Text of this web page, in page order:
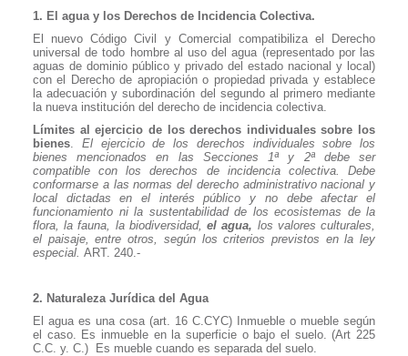
1. El agua y los Derechos de Incidencia Colectiva.
El nuevo Código Civil y Comercial compatibiliza el Derecho
universal de todo hombre al uso del agua (representado por las
aguas de dominio público y privado del estado nacional y local)
con el Derecho de apropiación o propiedad privada y establece
la adecuación y subordinación del segundo al primero mediante
la nueva institución del derecho de incidencia colectiva.
Límites al ejercicio de los derechos individuales sobre los
bienes. El ejercicio de los derechos individuales sobre los
bienes mencionados en las Secciones 1ª y 2ª debe ser
compatible con los derechos de incidencia colectiva. Debe
conformarse a las normas del derecho administrativo nacional y
local dictadas en el interés público y no debe afectar el
funcionamiento ni la sustentabilidad de los ecosistemas de la
flora, la fauna, la biodiversidad,el agua, los valores culturales,
el paisaje, entre otros, según los criterios previstos en la ley
especial. ART. 240.-
2. Naturaleza Jurídica del Agua
El agua es una cosa (art. 16 C.CYC) Inmueble o mueble según
el caso. Es inmueble en la superficie o bajo el suelo. (Art 225
C.C. y. C.)
Es mueble cuando es separada del suelo.